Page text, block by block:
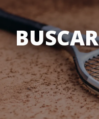
BUSCAR